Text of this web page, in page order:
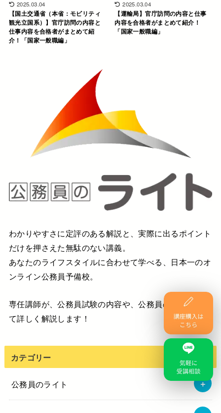
2025.03.04
【国土交通省（本省：モビリティ
観光立国系）】官庁訪問の内容と
仕事内容を合格者がまとめて紹
介！「国家一般職編」
2025.03.04
【運輸局】官庁訪問の内容と仕事
内容を合格者がまとめて紹介！
「国家一般職編」
わかりやすさに定評のある解説と、実際に出るポイント
だけを押さえた無駄のない講義。
あなたのライフスタイルに合わせて学べる、日本一のオ
ンライン公務員予備校。
専任講師が、公務員試験の内容や、公務員の基本につい
て詳しく解説します！
カテゴリー
公務員のライト